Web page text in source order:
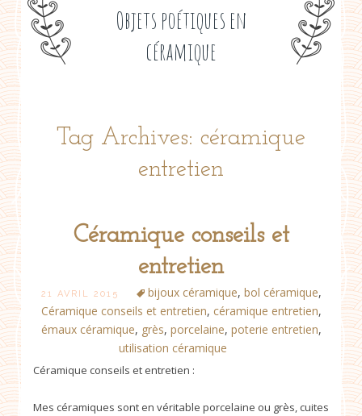
Objets poétiques en
céramique
Tag Archives: céramique
entretien
Céramique conseils et
entretien
21 AVRIL 2015 bijoux céramique, bol céramique,
Céramique conseils et entretien, céramique entretien,
émaux céramique, grès, porcelaine, poterie entretien,
utilisation céramique
Céramique conseils et entretien :
Mes céramiques sont en véritable porcelaine ou grès, cuites